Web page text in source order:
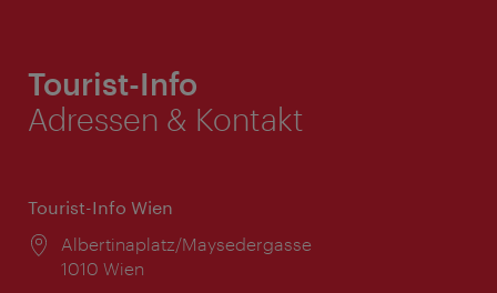
Tourist-Info
Adressen & Kontakt
Tourist-Info Wien
Ort:
Albertinaplatz/Maysedergasse
1010 Wien